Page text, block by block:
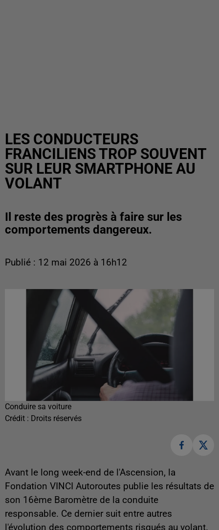
LES CONDUCTEURS
FRANCILIENS TROP SOUVENT
SUR LEUR SMARTPHONE AU
VOLANT
Il reste des progrès à faire sur les
comportements dangereux.
Publié : 12 mai 2026 à 16h12
Conduire sa voiture
Crédit : Droits réservés
Avant le long week-end de l'Ascension, la
Fondation VINCI Autoroutes publie les résultats de
son 16ème Baromètre de la conduite
responsable. Ce dernier suit entre autres
l'évolution des comportements risqués au volant.